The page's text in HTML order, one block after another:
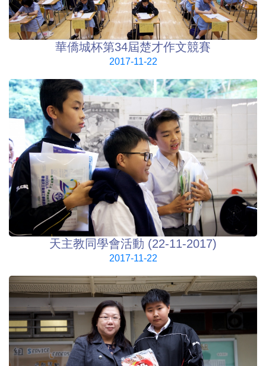
華僑城杯第34屆楚才作文競賽
2017-11-22
天主教同學會活動 (22-11-2017)
2017-11-22